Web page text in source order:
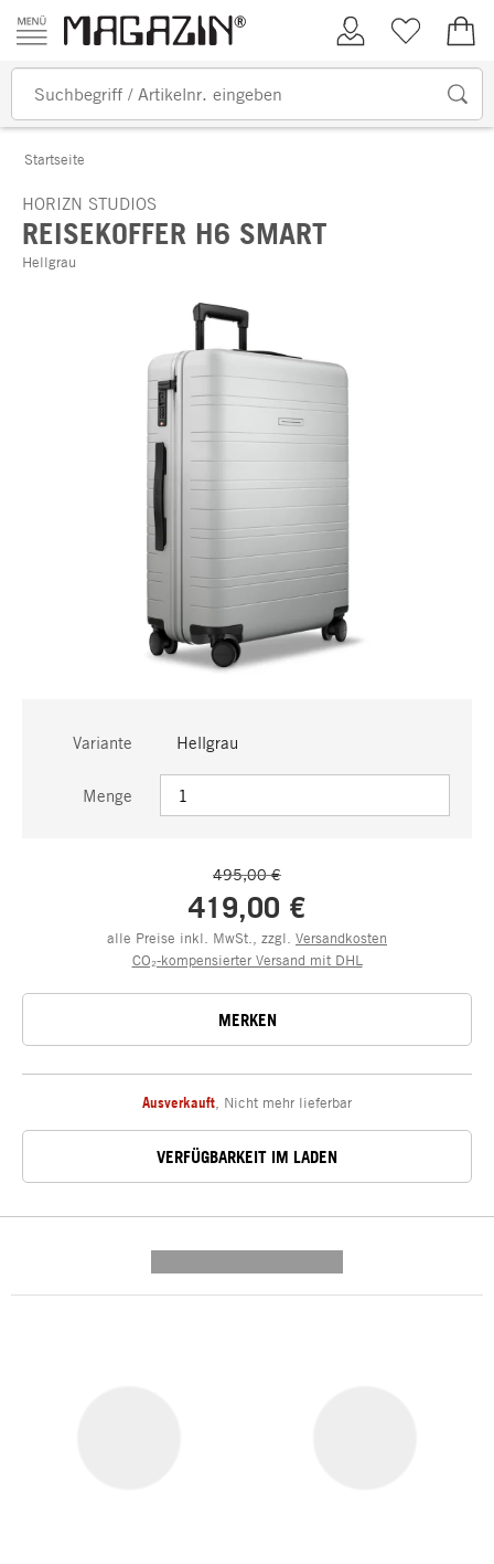
Zum Inhalt springen
Kundenkonto
Merkliste
Startseite
HORIZN STUDIOS
REISEKOFFER H6 SMART
Hellgrau
Variante Hellgrau
Menge
495,00 €
419,00 €
alle Preise inkl. MwSt., zzgl. Versandkosten
CO₂-kompensierter Versand mit DHL
MERKEN
Ausverkauft Nicht mehr lieferbar
VERFÜGBARKEIT IM LADEN